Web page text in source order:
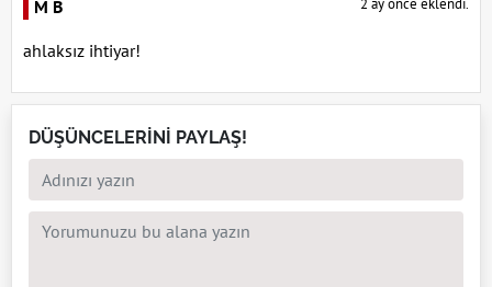
M B
ahlaksız ihtiyar!
DÜŞÜNCELERİNİ PAYLAŞ!